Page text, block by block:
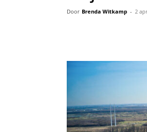
Door Brenda Witkamp - 2